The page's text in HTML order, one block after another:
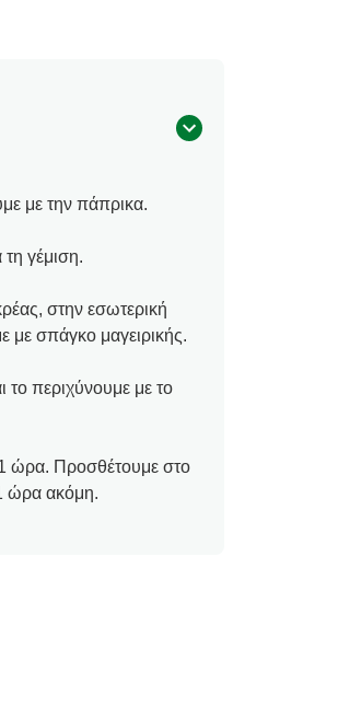
με την πάπρικα.
γέμιση.
στην εσωτερική
με σπάγκο μαγειρικής.
το περιχύνουμε με το
ώρα. Προσθέτουμε στο
1 ώρα ακόμη.